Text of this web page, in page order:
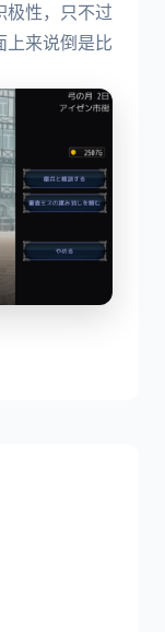
极性，只不过
上来说倒是比